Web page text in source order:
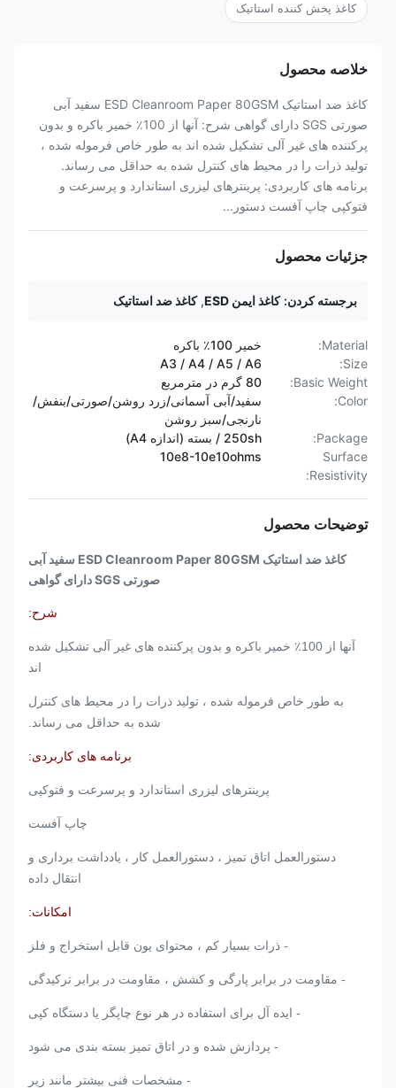
کاغذ پخش کننده استاتیک
خلاصه محصول
کاغذ ضد استاتیک ESD Cleanroom Paper 80GSM سفید آبی
صورتی SGS دارای گواهی شرح: آنها از 100٪ خمیر باکره و بدون
پرکننده های غیر آلی تشکیل شده اند به طور خاص فرموله شده ،
تولید ذرات را در محیط های کنترل شده به حداقل می رساند.
برنامه های کاربردی: پرینترهای لیزری استاندارد و پرسرعت و
فتوکپی چاپ آفست دستور...
جزئیات محصول
برجسته کردن: کاغذ ایمن ESD ,کاغذ ضد استاتیک
Material:
خمیر 100٪ باکره
Size:
A3 / A4 / A5 / A6
Basic Weight:
80 گرم در مترمربع
Color:
سفید/آبی آسمانی/زرد روشن/صورتی/بنفش/
نارنجی/سبز روشن
Package:
250sh / بسته (اندازه A4)
Surface
Resistivity:
10e8-10e10ohms
توضیحات محصول
کاغذ ضد استاتیک ESD Cleanroom Paper 80GSM سفید آبی
صورتی SGS دارای گواهی
شرح:
آنها از 100٪ خمیر باکره و بدون پرکننده های غیر آلی تشکیل شده
اند
به طور خاص فرموله شده ، تولید ذرات را در محیط های کنترل
شده به حداقل می رساند.
برنامه های کاربردی:
پرینترهای لیزری استاندارد و پرسرعت و فتوکپی
چاپ آفست
دستورالعمل اتاق تمیز ، دستورالعمل کار ، یادداشت برداری و
انتقال داده
امکانات:
- ذرات بسیار کم ، محتوای یون قابل استخراج و فلز
- مقاومت در برابر پارگی و کشش ، مقاومت در برابر ترکیدگی
- ایده آل برای استفاده در هر نوع چاپگر یا دستگاه کپی
- پردازش شده و در اتاق تمیز بسته بندی می شود
- مشخصات فنی بیشتر مانند زیر